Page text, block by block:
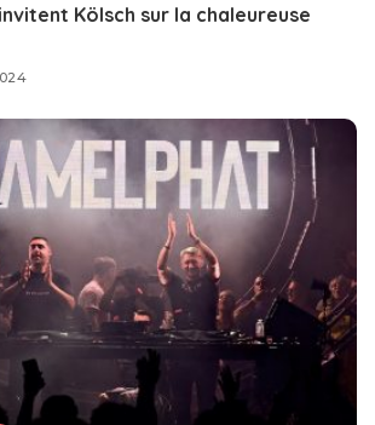
Kölsch sur la chaleureuse